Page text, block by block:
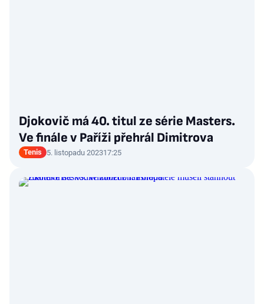
Djokovič má 40. titul ze série Masters.
Ve finále v Paříži přehrál Dimitrova
Tenis 5. listopadu 202317:25